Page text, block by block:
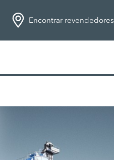
Encontrar revendedores